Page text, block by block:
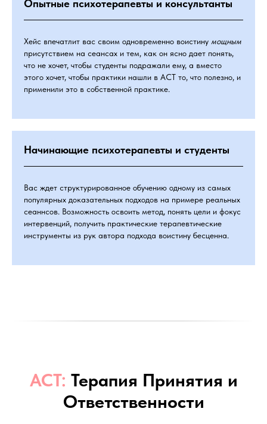
Опытные психотерапевты и консультанты
Хейс впечатлит вас своим одновременно воистину мощным
присутствием на сеансах и тем, как он ясно дает понять,
что не хочет, чтобы студенты подражали ему, а вместо
этого хочет, чтобы практики нашли в ACT то, что полезно, и
применили это в собственной практике.
Начинающие психотерапевты и студенты
Вас ждет структурированное обучению одному из самых
популярных доказательных подходов на примере реальных
сеаннсов. Возможность освоить метод, понять цели и фокус
интервенций, получить практические терапевтические
инструменты из рук автора подхода воистину бесценна.
ACT: Терапия Принятия и
Ответственности